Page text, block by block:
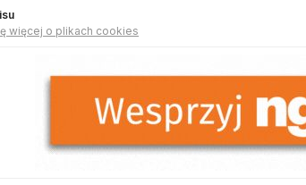
więcej o plikach cookies